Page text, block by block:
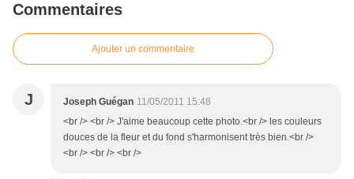
Commentaires
Ajouter un commentaire
J Joseph Guégan 11/05/2011 15:48
<br /> <br /> J'aime beaucoup cette photo.<br /> les couleurs
douces de la fleur et du fond s'harmonisent très bien.<br />
<br /> <br /> <br />